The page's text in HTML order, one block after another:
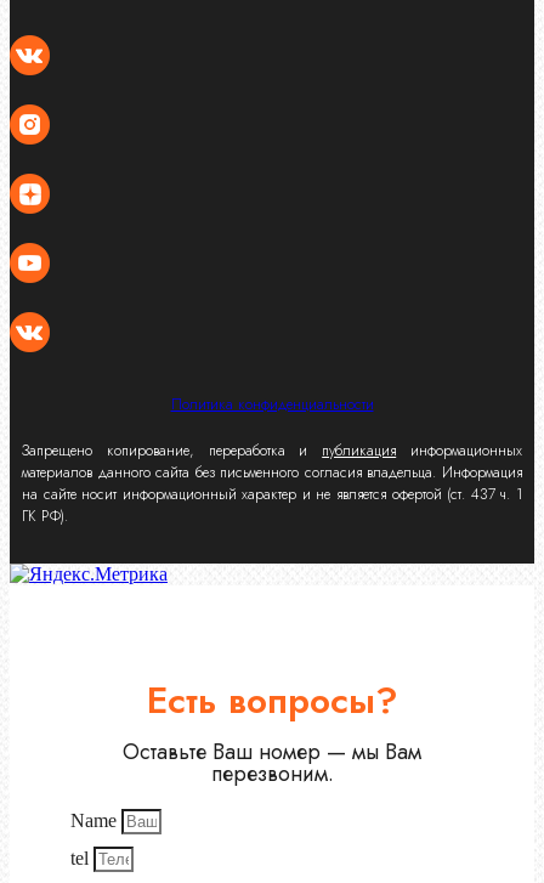
Политика конфиденциальности
Запрещено копирование, переработка и публикация информационных
материалов данного сайта без письменного согласия владельца. Информация
на сайте носит информационный характер и не является офертой (ст. 437 ч. 1
ГК РФ).
Есть вопросы?
Оставьте Ваш номер — мы Вам
перезвоним.
Name
tel